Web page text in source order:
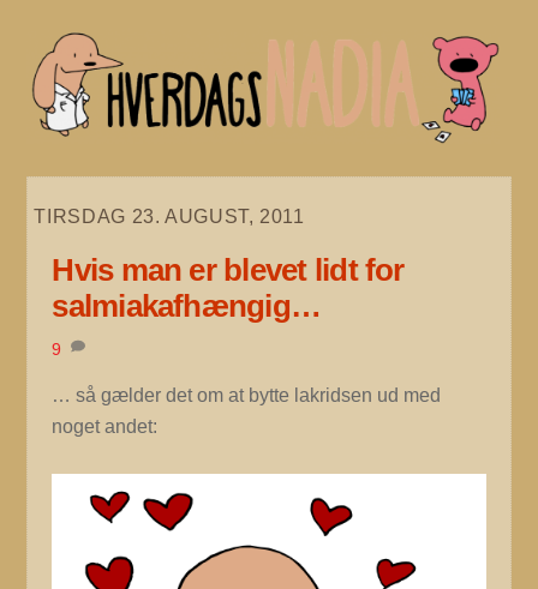
content
TIRSDAG 23. AUGUST, 2011
Hvis man er blevet lidt for
salmiakafhængig…
9
… så gælder det om at bytte lakridsen ud med
noget andet: